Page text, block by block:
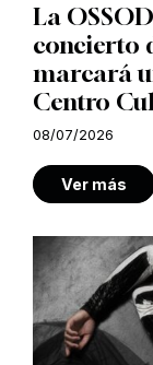
La
concierto
marcará
Centro
08/07/2026
Ver más